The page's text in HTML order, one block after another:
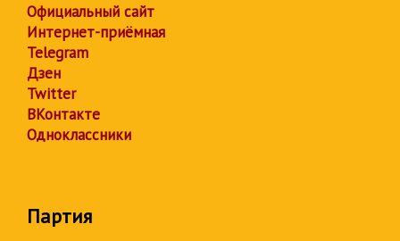
Официальный сайт
Интернет-приёмная
Telegram
Дзен
Twitter
ВКонтакте
Одноклассники
Партия